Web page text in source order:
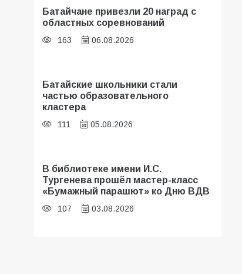
Батайчане привезли 20 наград с
областных соревнований
163 06.08.2026
Батайские школьники стали
частью образовательного
кластера
111 05.08.2026
В библиотеке имени И.С.
Тургенева прошёл мастер-класс
«Бумажный парашют» ко Дню ВДВ
107 03.08.2026